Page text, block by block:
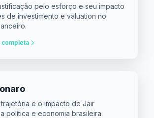
pelo esforço e seu impacto
de investimento e valuation no
completa
e o impacto de Jair
política e economia brasileira.